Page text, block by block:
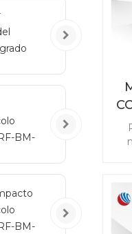
BM-
BM-